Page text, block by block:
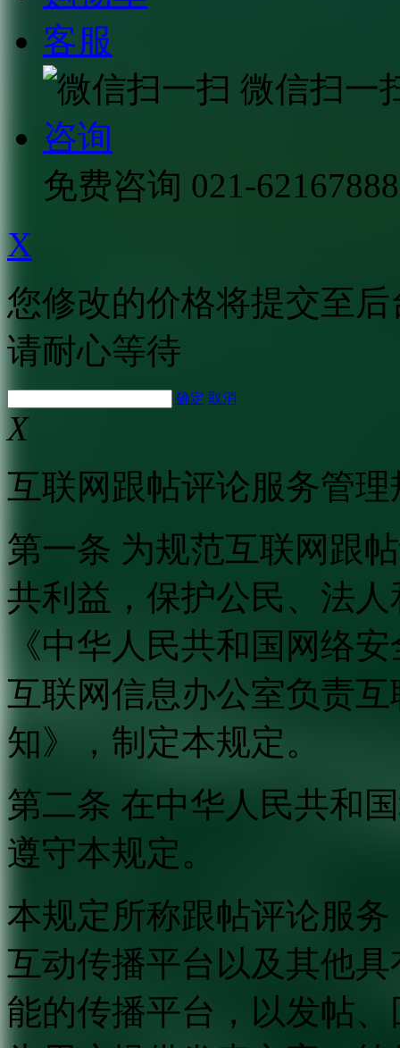
客服
微信扫一
咨询
免费咨询 021-62167888
X
您修改的价格将提交至
请耐心等待
确定 取消
X
互联网跟帖评论服务管理
第一条 为规范互联网跟
共利益，保护公民、法
《中华人民共和国网络
互联网信息办公室负责
知》，制定本规定。
第二条 在中华人民共和
遵守本规定。
本规定所称跟帖评论服
互动传播平台以及其他
能的传播平台，以发帖